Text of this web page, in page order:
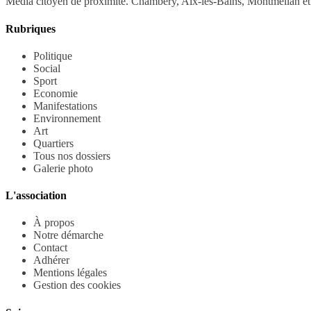
Rubriques
Politique
Social
Sport
Economie
Manifestations
Environnement
Art
Quartiers
Tous nos dossiers
Galerie photo
L'association
À propos
Notre démarche
Contact
Adhérer
Mentions légales
Gestion des cookies